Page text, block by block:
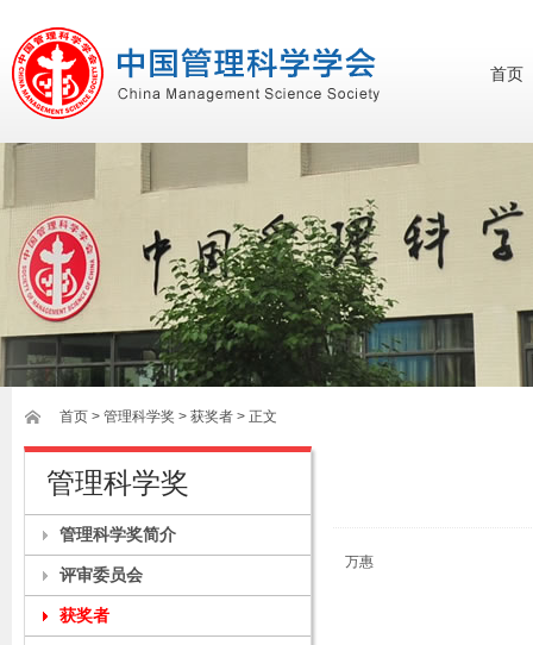
首页
首页 > 管理科学奖 > 获奖者 > 正文
管理科学奖
管理科学奖简介
评审委员会
获奖者
万惠